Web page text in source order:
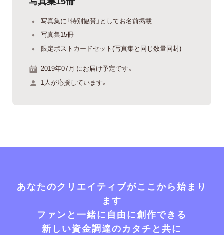
写真集に「特別協賛」としてお名前掲載
写真集15冊
限定ポストカードセット(写真集と同じ数量同封)
2019年07月 にお届け予定です。
1人が応援しています。
あなたのクリエイティブがここから始まり
ます
ファンと一緒に自由に創作できる
新しい資金調達のカタチと共に